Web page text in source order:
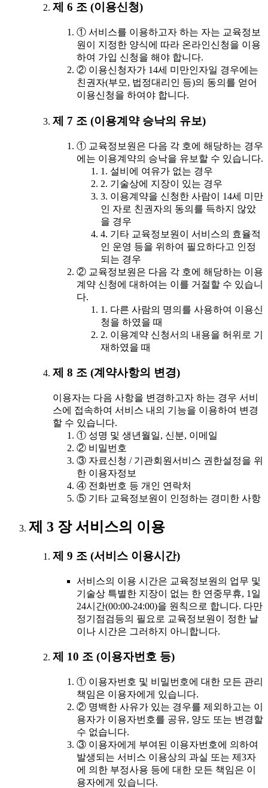
제 6 조 (이용신청)
① 서비스를 이용하고자 하는 자는 교육정보
원이 지정한 양식에 따라 온라인신청을 이용
하여 가입 신청을 해야 합니다.
② 이용신청자가 14세 미만인자일 경우에는
친권자(부모, 법정대리인 등)의 동의를 얻어
이용신청을 하여야 합니다.
제 7 조 (이용계약 승낙의 유보)
① 교육정보원은 다음 각 호에 해당하는 경우
에는 이용계약의 승낙을 유보할 수 있습니다.
1. 설비에 여유가 없는 경우
2. 기술상에 지장이 있는 경우
3. 이용계약을 신청한 사람이 14세 미만
인 자로 친권자의 동의를 득하지 않았
을 경우
4. 기타 교육정보원이 서비스의 효율적
인 운영 등을 위하여 필요하다고 인정
되는 경우
② 교육정보원은 다음 각 호에 해당하는 이용
계약 신청에 대하여는 이를 거절할 수 있습니
다.
1. 다른 사람의 명의를 사용하여 이용신
청을 하였을 때
2. 이용계약 신청서의 내용을 허위로 기
재하였을 때
제 8 조 (계약사항의 변경)
이용자는 다음 사항을 변경하고자 하는 경우 서비
스에 접속하여 서비스 내의 기능을 이용하여 변경
할 수 있습니다.
① 성명 및 생년월일, 신분, 이메일
② 비밀번호
③ 자료신청 / 기관회원서비스 권한설정을 위
한 이용자정보
④ 전화번호 등 개인 연락처
⑤ 기타 교육정보원이 인정하는 경미한 사항
제 3 장 서비스의 이용
제 9 조 (서비스 이용시간)
서비스의 이용 시간은 교육정보원의 업무 및
기술상 특별한 지장이 없는 한 연중무휴, 1일
24시간(00:00-24:00)을 원칙으로 합니다. 다만
정기점검등의 필요로 교육정보원이 정한 날
이나 시간은 그러하지 아니합니다.
제 10 조 (이용자번호 등)
① 이용자번호 및 비밀번호에 대한 모든 관리
책임은 이용자에게 있습니다.
② 명백한 사유가 있는 경우를 제외하고는 이
용자가 이용자번호를 공유, 양도 또는 변경할
수 없습니다.
③ 이용자에게 부여된 이용자번호에 의하여
발생되는 서비스 이용상의 과실 또는 제3자
에 의한 부정사용 등에 대한 모든 책임은 이
용자에게 있습니다.